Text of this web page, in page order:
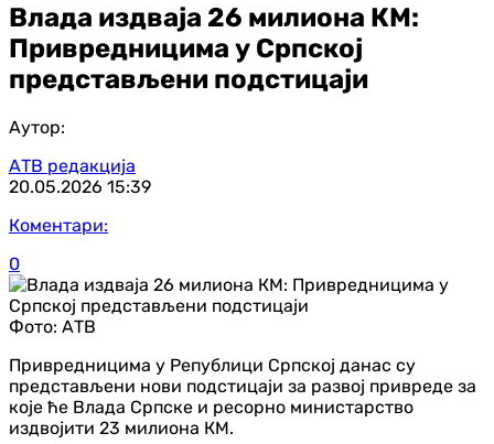
Влада издваја 26 милиона КМ:
Привредницима у Српској
представљени подстицаји
Аутор:
АТВ редакција
20.05.2026 15:39
Коментари:
0
Фото: АТВ
Привредницима у Републици Српској данас су
представљени нови подстицаји за развој привреде за
које ће Влада Српске и ресорно министарство
издвојити 23 милиона КМ.